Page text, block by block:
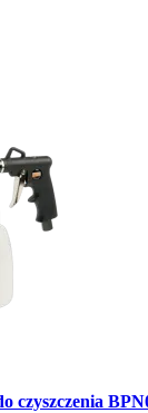
czyszczenia